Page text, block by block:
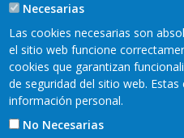
TAGS
Necesarias
Las cookies necesarias son
el sitio web funcione
cookies que garantizan
de seguridad del sitio web.
información personal.
No Necesarias